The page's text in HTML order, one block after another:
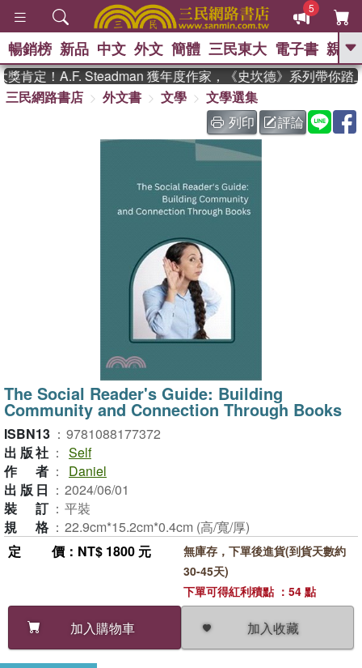
5
GO
熱搜： 東野圭吾 、
、 如果歷史是一群喵 、 暑期
國際布克獎 臺灣漫遊錄 、 方
、 台灣的李登輝時代
孩：黎曼猜想 、 偉大的迷走神經
暢銷榜 新品 中文 外文 簡體 三民東大 電子書 親子
肯定！A.F. Steadman 獲年度作家，《史坎德》系列帶你踏上
三民網路書店
外文書 文學
文學選集
列印
評論
The Social Reader's Guide: Building
Community and Connection Through Books
ISBN13 ： 9781088177372
出版社 ： Self
作者 ：
Daniel
出版日 ： 2024/06/01
裝訂 ： 平裝
規格 ： 22.9cm*15.2cm*0.4cm (高/寬/厚)
定價 ：NT$ 1800 元
加入購物車 加入收藏
無庫存，下單後進貨(到貨天數約
30-45天)
下單可得紅利積點 ：54 點